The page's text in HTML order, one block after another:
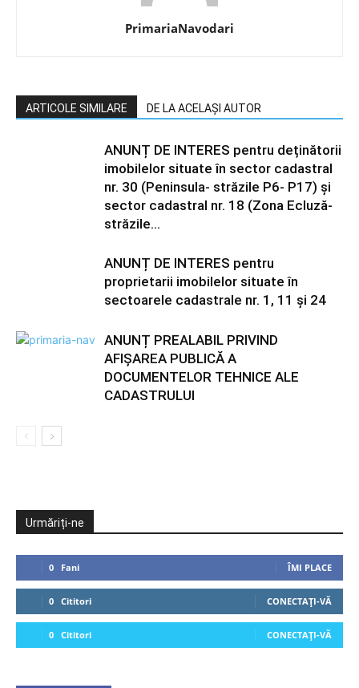
PrimariaNavodari
ARTICOLE SIMILARE DE LA ACELAȘI AUTOR
ANUNȚ DE INTERES pentru deținătorii
imobilelor situate în sector cadastral
nr. 30 (Peninsula- străzile P6- P17) și
sector cadastral nr. 18 (Zona Ecluză-
străzile...
ANUNȚ DE INTERES pentru
proprietarii imobilelor situate în
sectoarele cadastrale nr. 1, 11 și 24
ANUNȚ PREALABIL PRIVIND
AFIȘAREA PUBLICĂ A
DOCUMENTELOR TEHNICE ALE
CADASTRULUI
Urmăriți-ne
0 Fani ÎMI PLACE
0 Cititori CONECTAȚI-VĂ
0 Cititori CONECTAȚI-VĂ